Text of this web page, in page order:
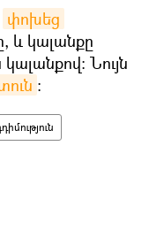
փոխեց
և կալանքը
Նույն
։